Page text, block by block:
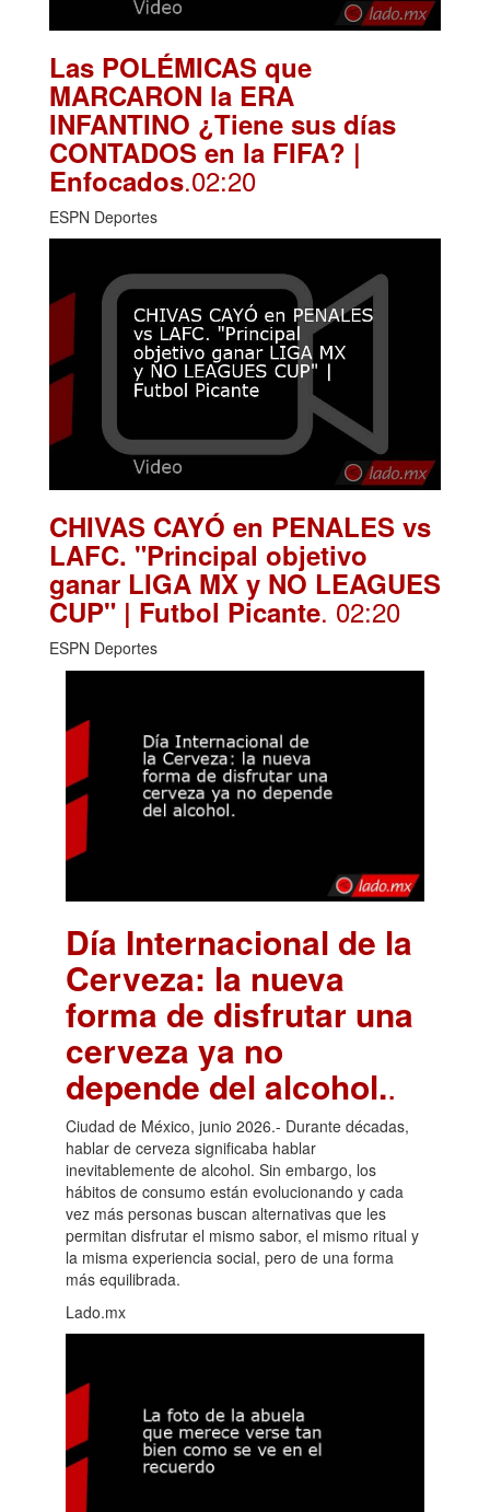
Las POLÉMICAS que
MARCARON la ERA
INFANTINO ¿Tiene sus días
CONTADOS en la FIFA? |
Enfocados.02:20
ESPN Deportes
CHIVAS CAYÓ en PENALES vs
LAFC. "Principal objetivo
ganar LIGA MX y NO LEAGUES
CUP" | Futbol Picante. 02:20
ESPN Deportes
Día Internacional de la
Cerveza: la nueva
forma de disfrutar una
cerveza ya no
depende del alcohol..
Ciudad de México, junio 2026.- Durante décadas,
hablar de cerveza significaba hablar
inevitablemente de alcohol. Sin embargo, los
hábitos de consumo están evolucionando y cada
vez más personas buscan alternativas que les
permitan disfrutar el mismo sabor, el mismo ritual y
la misma experiencia social, pero de una forma
más equilibrada.
Lado.mx